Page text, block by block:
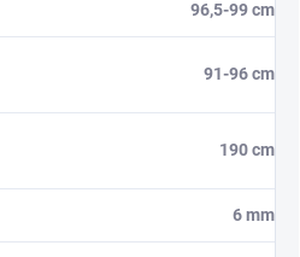
96,5-99 cm
91-96 cm
190 cm
6 mm